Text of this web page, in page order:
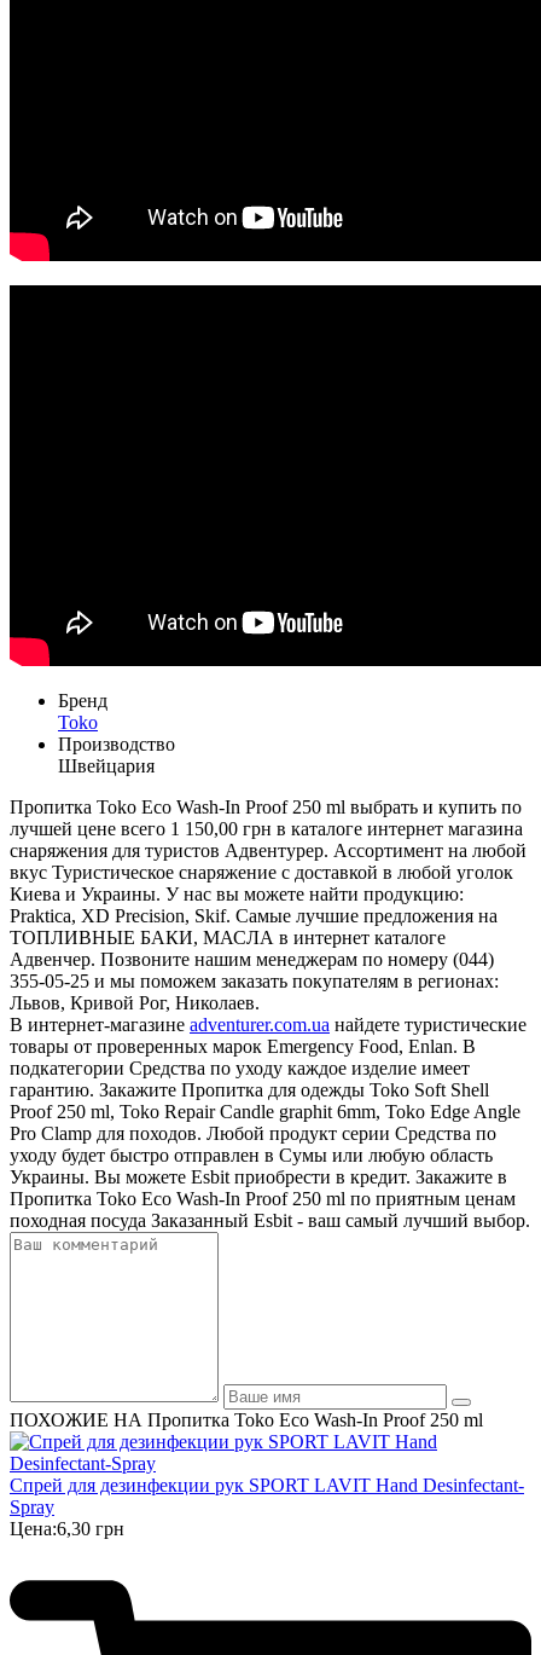
Бренд
Toko
Производство
Швейцария
Пропитка Toko Eco Wash-In Proof 250 ml выбрать и купить по
лучшей цене всего 1 150,00 грн в каталоге интернет магазина
снаряжения для туристов Адвентурер. Ассортимент на любой
вкус Туристическое снаряжение с доставкой в любой уголок
Киева и Украины. У нас вы можете найти продукцию:
Praktica, XD Precision, Skif. Самые лучшие предложения на
ТОПЛИВНЫЕ БАКИ, МАСЛА в интернет каталоге
Адвенчер. Позвоните нашим менеджерам по номеру (044)
355-05-25 и мы поможем заказать покупателям в регионах:
Львов, Кривой Рог, Николаев.
В интернет-магазине adventurer.com.ua найдете туристические
товары от проверенных марок Emergency Food, Enlan. В
подкатегории Средства по уходу каждое изделие имеет
гарантию. Закажите Пропитка для одежды Toko Soft Shell
Proof 250 ml, Toko Repair Candle graphit 6mm, Toko Edge Angle
Pro Clamp для походов. Любой продукт серии Средства по
уходу будет быстро отправлен в Сумы или любую область
Украины. Вы можете Esbit приобрести в кредит. Закажите в
Пропитка Toko Eco Wash-In Proof 250 ml по приятным ценам
походная посуда Заказанный Esbit - ваш самый лучший выбор.
ПОХОЖИЕ НА Пропитка Toko Eco Wash-In Proof 250 ml
Спрей для дезинфекции рук SPORT LAVIT Hand Desinfectant-
Spray
Цена:6,30 грн